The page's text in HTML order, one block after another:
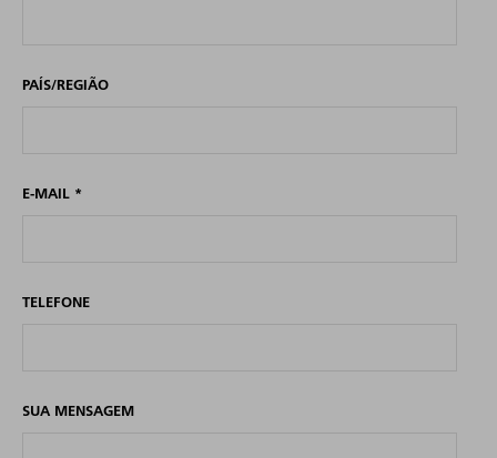
PAÍS/REGIÃO
E-MAIL *
TELEFONE
SUA MENSAGEM